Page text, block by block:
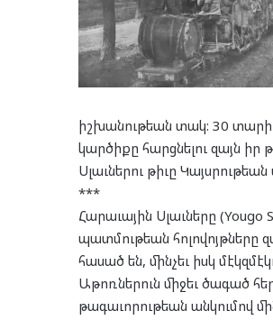
իշխանութեան տակ: 30 տարի
կարծիքը հարցնելու զայն իր
Սլաւներու թիւը
***
Հարաւային Սլաւները (Yougo
պատմութեան հոլովոյթները
հասած են, մինչեւ իսկ
Աթոռներուն միջեւ ծագած
թագաւորութեան անկումով